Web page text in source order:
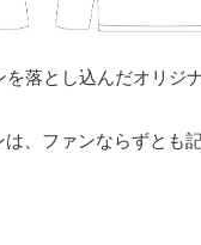
落とし込んだオリジ
、ファンならずとも